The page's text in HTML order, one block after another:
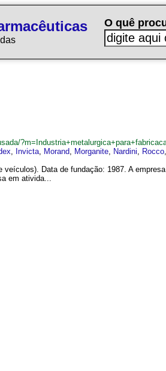
O quê
, Invicta, Morand, Morganite, Nardini, Rocco,
veículos). Data de fundação: 1987. A
em ativida...